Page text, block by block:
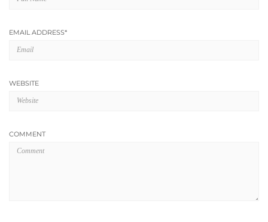
EMAIL ADDRESS*
WEBSITE
COMMENT